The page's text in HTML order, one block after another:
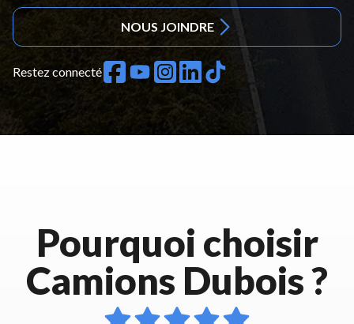
NOUS JOINDRE
Restez connecté
Pourquoi choisir
Camions Dubois ?